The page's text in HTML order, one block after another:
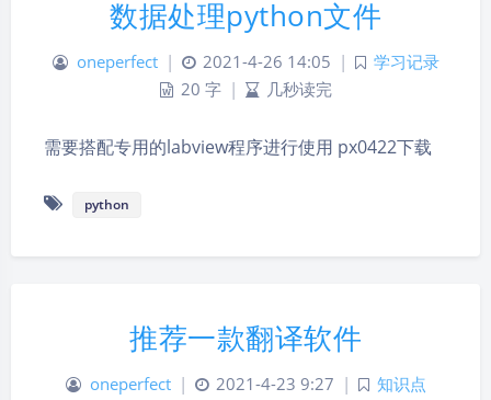
数据处理python文件
oneperfect | 2021-4-26 14:05 |
学习记录
20 字 | 几秒读完
需要搭配专用的labview程序进行使用 px0422下载
python
推荐一款翻译软件
oneperfect | 2021-4-23 9:27 |
知识点